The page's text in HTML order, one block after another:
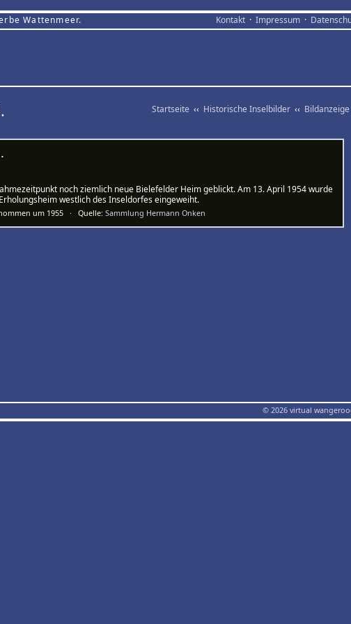
Wattenmeer. Kontakt · Impressum ·
Startseite ‹‹ Historische Inselbilder ‹‹ Bildanzeige
noch ziemlich neue Bielefelder Heim geblickt. Am 13. April 1954 wurde
westlich des Inseldorfes eingeweiht.
um 1955 · Quelle: Sammlung Hermann Onken
© 2026 virtual